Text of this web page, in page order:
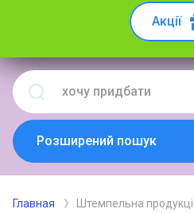
Акції
Розширений пошук
Главная Штемпельна